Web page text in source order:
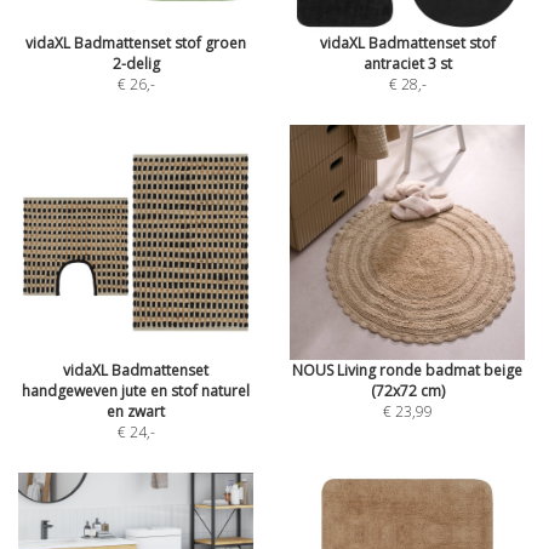
vidaXL Badmattenset stof groen
2-delig
€ 26,-
vidaXL Badmattenset stof
antraciet 3 st
€ 28,-
vidaXL Badmattenset
handgeweven jute en stof naturel
en zwart
€ 24,-
NOUS Living ronde badmat beige
(72x72 cm)
€ 23,99